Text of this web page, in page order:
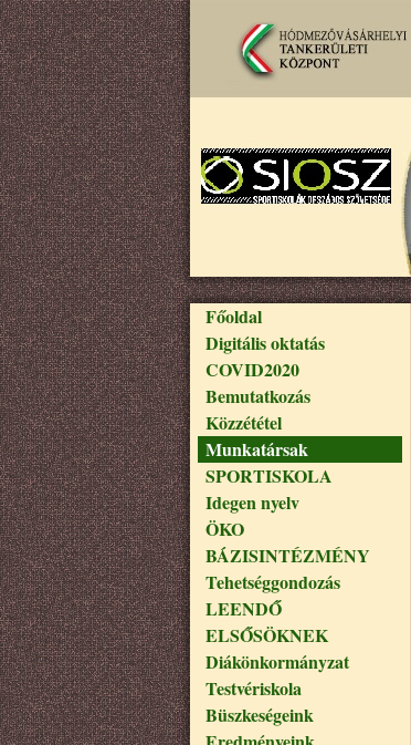
Ugrás a tartalomra
Fő navigáció
Főoldal
Digitális oktatás
COVID2020
Bemutatkozás
Közzététel
Munkatársak
SPORTISKOLA
Idegen nyelv
ÖKO
BÁZISINTÉZMÉNY
Tehetséggondozás
LEENDŐ
ELSŐSÖKNEK
Diákönkormányzat
Testvériskola
Büszkeségeink